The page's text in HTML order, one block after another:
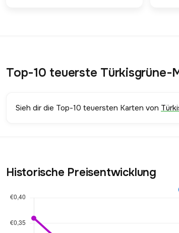
Top-10 teuerste Türkisgrüne-
Sieh dir die Top-10 teuersten Karten von
Historische Preisentwicklung